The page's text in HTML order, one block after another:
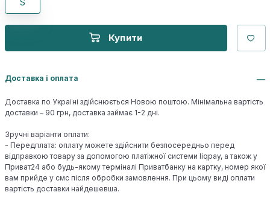
S
Купити
Доставка і оплата
Доставка по Україні здійснюється Новою поштою. Мінімальна вартість
доставки – 90 грн, доставка займає 1-2 дні.
Зручні варіанти оплати:
- Передплата: оплату можете здійснити безпосередньо перед
відправкою товару за допомогою платіжної системи liqpay, а також у
Приват24 або будь-якому терміналі Приватбанку на картку, номер якої
вам прийде у смс після обробки замовлення. При цьому виді оплати
вартість доставки найдешевша.